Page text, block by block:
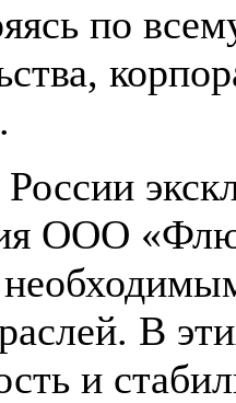
по
ООО
В
и